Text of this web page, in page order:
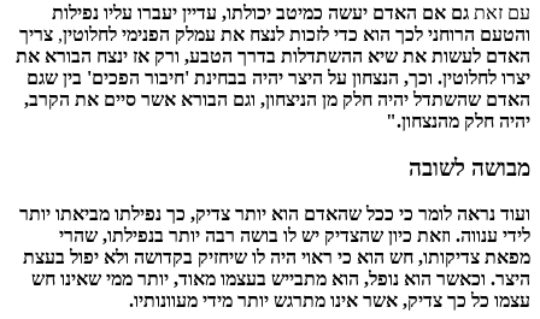
עם זאת גם אם האדם יעשה כמיטב יכולתו, עדיין יעברו עליו נפילות
והטעם הרוחני לכך הוא כדי לזכות לנצח את עמלק הפנימי לחלוטין, צריך
האדם לעשות את שיא ההשתדלות בדרך הטבע, ורק אז ינצח הבורא את
יצרו לחלוטין. וכך, הנצחון על היצר יהיה בבחינת 'חיבור הפכים' בין שגם
האדם שהשתדל יהיה חלק מן הניצחון, וגם הבורא אשר סיים את הקרב,
יהיה חלק מהנצחון."
מבושה לשובה
ועוד נראה לומר כי ככל שהאדם הוא יותר צדיק, כך נפילתו מביאתו יותר
לידי ענווה. וזאת כיון שהצדיק יש לו בושה רבה יותר בנפילתו, שהרי
מפאת צדיקותו, חש הוא כי ראוי היה לו שיחזיק בקדושה ולא יפול בעצת
היצר. וכאשר הוא נופל, הוא מתבייש בעצמו מאוד, יותר ממי שאינו חש
עצמו כל כך צדיק, אשר אינו מתרגש יותר מידי מעוונותיו.